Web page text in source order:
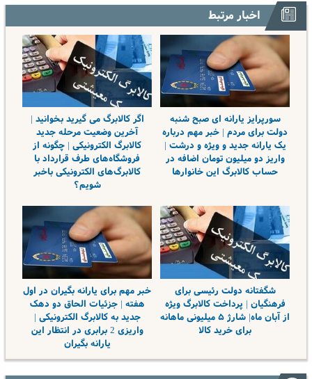
اخبار مرتبط
سورپرایز یارانه ای صبح شنبه
دولت برای مردم | خبر مهم درباره
یک یارانه جدید و ویژه و درشت |
واریز دو میلیون تومان اضافه در
حساب کالابرگ این خانوارها
اگر کالابرگ می گیرید بخوانید |
آخرین وضعیت مرحله جدید
کالابرگ الکترونیکی | چگونه از
فروشگاه‌های طرف قرارداد با
کالابرگ‌های الکترونیکی باخبر
شویم؟
شگفتانه دولت رئیسی برای
فرهنگیان | پرداخت کالابرگ ویژه
از آبان ماه| شارژ ۵ میلیونی ماهانه
برای خرید کالا
خبر مهم برای یارانه بگیران در اول
هفته | جزئیات الحاق دو دهک
جدید به کالابرگ الکترونیکی |
واریزی 2 برابری در انتظار این
یارانه بگیران